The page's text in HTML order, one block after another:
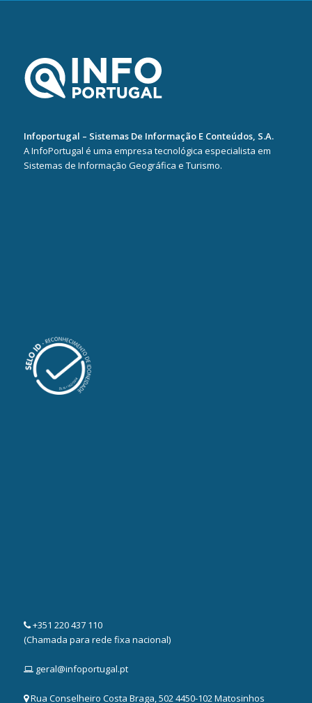
Infoportugal – Sistemas De Informação E Conteúdos, S.A.
A InfoPortugal é uma empresa tecnológica especialista em
Sistemas de Informação Geográfica e Turismo.
+351 220 437 110
(Chamada para rede fixa nacional)
geral@infoportugal.pt
Rua Conselheiro Costa Braga, 502 4450-102 Matosinhos